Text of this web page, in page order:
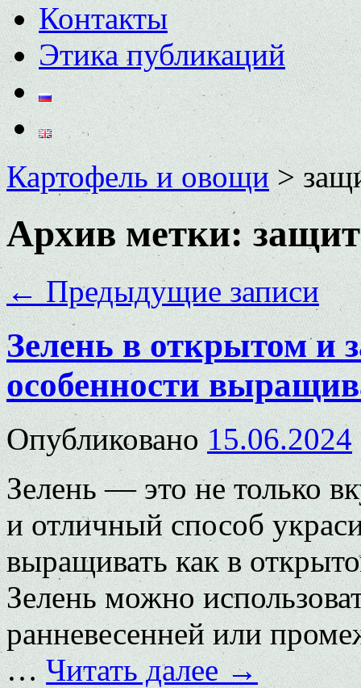
Контакты
Этика публикаций
Картофель и овощи>
Архив метки:
←Предыдущие записи
Зелень в открытом и
особенности
Опубликовано 15.06.2024
Зелень — это не только
и отличный способ
выращивать как в
Зелень можно
ранневесенней или
…Читать далее→